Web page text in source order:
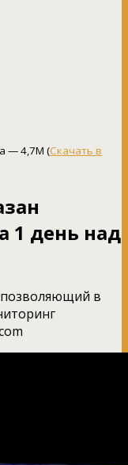
— 4,7M (Скачать в
1 день над
позволяющий в